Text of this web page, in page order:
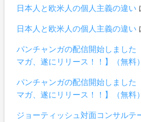
日本人と欧米人の個人主義の違い
日本人と欧米人の個人主義の違い
パンチャンガの配信開始しました
マガ、遂にリリース！！】（無料）
パンチャンガの配信開始しました
マガ、遂にリリース！！】（無料）
ジョーティッシュ対面コンサルテ